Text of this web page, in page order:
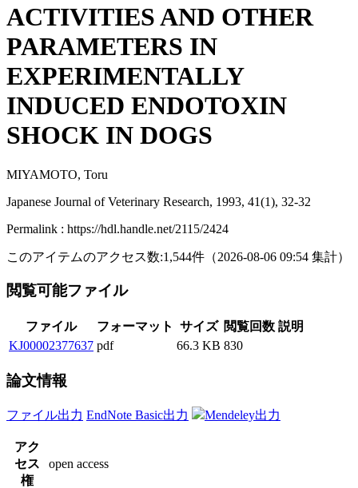
ACTIVITIES AND OTHER
PARAMETERS IN
EXPERIMENTALLY
INDUCED ENDOTOXIN
SHOCK IN DOGS
MIYAMOTO, Toru
Japanese Journal of Veterinary Research, 1993, 41(1), 32-32
Permalink : https://hdl.handle.net/2115/2424
このアイテムのアクセス数:1,544件 （2026-08-06 09:54 集計）
閲覧可能ファイル
ファイル フォーマット サイズ 閲覧回数 説明
KJ00002377637 pdf 66.3 KB 830
論文情報
ファイル出力 EndNote Basic出力 Mendeley出力
アク
セス
権
open access